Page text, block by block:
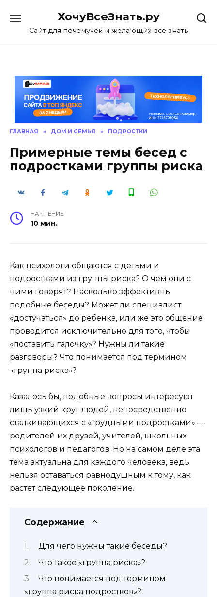
content
ХочуВсеЗнать.ру
Сайт для почемучек и желающих всё знать
ГЛАВНАЯ » ДОМ И СЕМЬЯ » ПОДРОСТКИ
Примерные темы бесед с
подростками группы риска
НА ЧТЕНИЕ
10 мин.
Как психологи общаются с детьми и
подростками из группы риска? О чем они с
ними говорят? Насколько эффективны
подобные беседы? Может ли специалист
«достучаться» до ребенка, или же это общение
проводится исключительно для того, чтобы
«поставить галочку»? Нужны ли такие
разговоры? Что понимается под термином
«группа риска»?
Казалось бы, подобные вопросы интересуют
лишь узкий круг людей, непосредственно
сталкивающихся с «трудными подростками» —
родителей их друзей, учителей, школьных
психологов и педагогов. Но на самом деле эта
тема актуальна для каждого человека, ведь
нельзя оставаться равнодушным к тому, как
растет следующее поколение.
Содержание
Для чего нужны такие беседы?
Что такое «группа риска»?
Что понимается под термином
«группа риска подростков»?